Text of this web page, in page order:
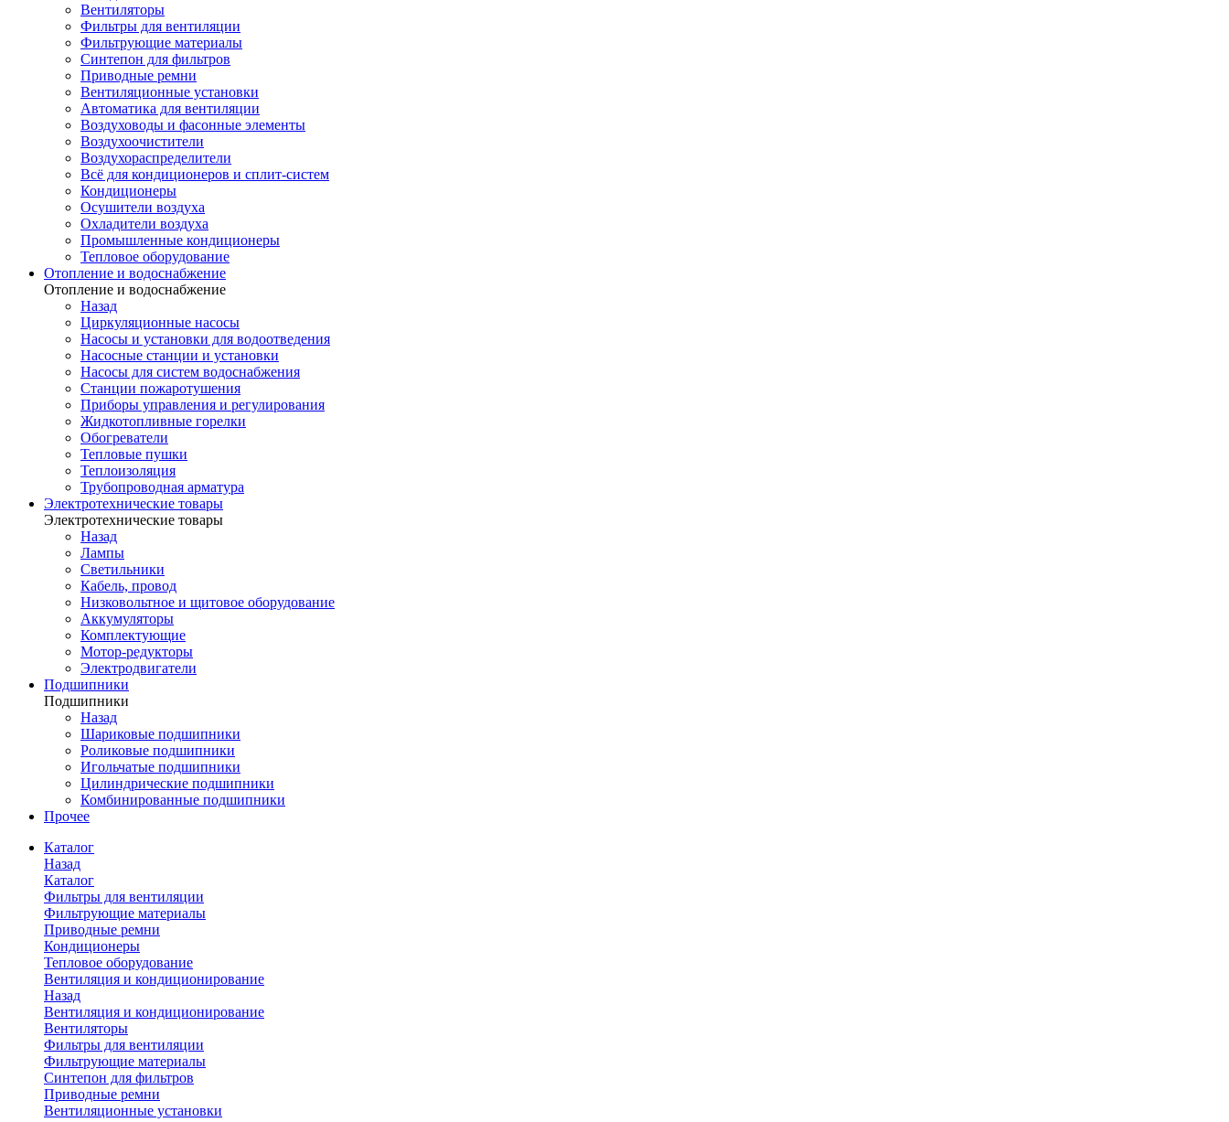
Вентиляторы
Фильтры для вентиляции
Фильтрующие материалы
Синтепон для фильтров
Приводные ремни
Вентиляционные установки
Автоматика для вентиляции
Воздуховоды и фасонные элементы
Воздухоочистители
Воздухораспределители
Всё для кондиционеров и сплит-систем
Кондиционеры
Осушители воздуха
Охладители воздуха
Промышленные кондиционеры
Тепловое оборудование
Отопление и водоснабжение
Отопление и водоснабжение
Назад
Циркуляционные насосы
Насосы и установки для водоотведения
Насосные станции и установки
Насосы для систем водоснабжения
Станции пожаротушения
Приборы управления и регулирования
Жидкотопливные горелки
Обогреватели
Тепловые пушки
Теплоизоляция
Трубопроводная арматура
Электротехнические товары
Электротехнические товары
Назад
Лампы
Светильники
Кабель, провод
Низковольтное и щитовое оборудование
Аккумуляторы
Комплектующие
Мотор-редукторы
Электродвигатели
Подшипники
Подшипники
Назад
Шариковые подшипники
Роликовые подшипники
Игольчатые подшипники
Цилиндрические подшипники
Комбинированные подшипники
Прочее
Каталог
Назад
Каталог
Фильтры для вентиляции
Фильтрующие материалы
Приводные ремни
Кондиционеры
Тепловое оборудование
Вентиляция и кондиционирование
Назад
Вентиляция и кондиционирование
Вентиляторы
Фильтры для вентиляции
Фильтрующие материалы
Синтепон для фильтров
Приводные ремни
Вентиляционные установки